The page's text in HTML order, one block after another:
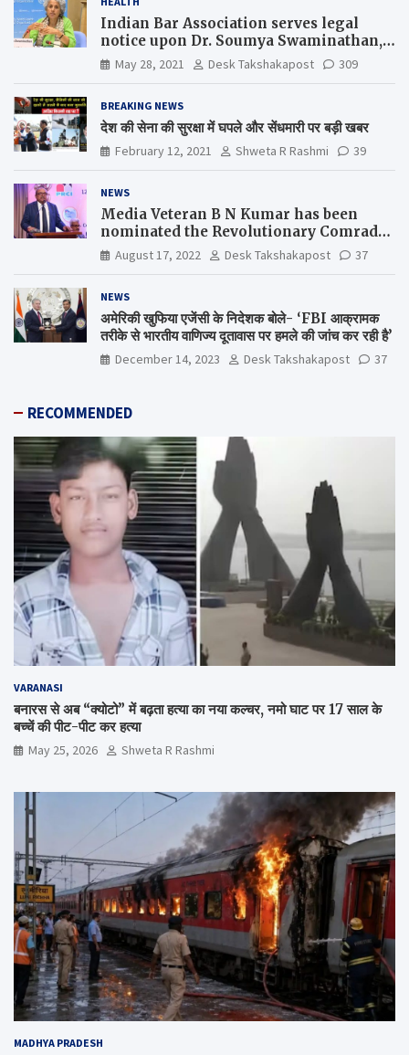
Indian Bar Association serves legal
notice upon Dr. Soumya Swaminathan,
the Chief Scientist, WHO
May 28, 2021 Desk Takshakapost 309
BREAKING NEWS
देश की सेना की सुरक्षा में घपले और सेंधमारी पर बड़ी खबर
February 12, 2021 Shweta R Rashmi 39
NEWS
Media Veteran B N Kumar has been
nominated the Revolutionary Comrade
Shiv Varma Media Award 2022-23
August 17, 2022 Desk Takshakapost 37
NEWS
अमेरिकी खुफिया एजेंसी के निदेशक बोले- ‘FBI आक्रामक
तरीके से भारतीय वाणिज्य दूतावास पर हमले की जांच कर रही है’
December 14, 2023 Desk Takshakapost 37
RECOMMENDED
VARANASI
बनारस से अब “क्योटो” में बढ़ता हत्या का नया कल्चर, नमो घाट पर 17 साल के
बच्चें की पीट-पीट कर हत्या
May 25, 2026 Shweta R Rashmi
MADHYA PRADESH